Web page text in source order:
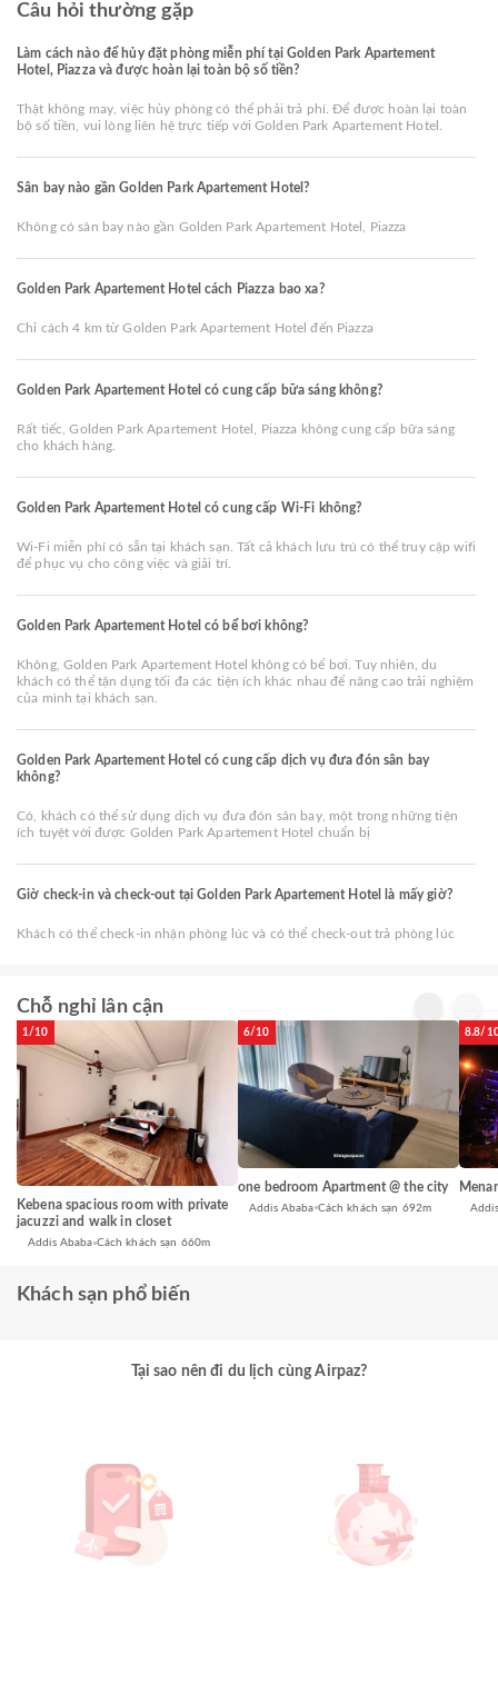
Câu hỏi thường gặp
Làm cách nào để hủy đặt phòng miễn phí tại Golden Park Apartement
Hotel, Piazza và được hoàn lại toàn bộ số tiền?
Thật không may, việc hủy phòng có thể phải trả phí. Để được hoàn lại toàn
bộ số tiền, vui lòng liên hệ trực tiếp với Golden Park Apartement Hotel.
Sân bay nào gần Golden Park Apartement Hotel?
Không có sân bay nào gần Golden Park Apartement Hotel, Piazza
Golden Park Apartement Hotel cách Piazza bao xa?
Chỉ cách 4 km từ Golden Park Apartement Hotel đến Piazza
Golden Park Apartement Hotel có cung cấp bữa sáng không?
Rất tiếc, Golden Park Apartement Hotel, Piazza không cung cấp bữa sáng
cho khách hàng.
Golden Park Apartement Hotel có cung cấp Wi-Fi không?
Wi-Fi miễn phí có sẵn tại khách sạn. Tất cả khách lưu trú có thể truy cập wifi
để phục vụ cho công việc và giải trí.
Golden Park Apartement Hotel có bể bơi không?
Không, Golden Park Apartement Hotel không có bể bơi. Tuy nhiên, du
khách có thể tận dụng tối đa các tiện ích khác nhau để nâng cao trải nghiệm
của mình tại khách sạn.
Golden Park Apartement Hotel có cung cấp dịch vụ đưa đón sân bay
không?
Có, khách có thể sử dụng dịch vụ đưa đón sân bay, một trong những tiện
ích tuyệt vời được Golden Park Apartement Hotel chuẩn bị
Giờ check-in và check-out tại Golden Park Apartement Hotel là mấy giờ?
Khách có thể check-in nhận phòng lúc và có thể check-out trả phòng lúc
Chỗ nghỉ lân cận
1/10
Kebena spacious room with private
jacuzzi and walk in closet
Addis Ababa Cách khách sạn 660m
6/10
one bedroom Apartment @ the city
Addis Ababa Cách khách sạn 692m
8.8/
Khách sạn phổ biến
Tại sao nên đi du lịch cùng Airpaz?